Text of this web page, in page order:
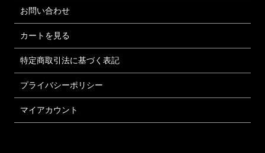
お問い合わせ
カートを見る
特定商取引法に基づく表記
プライバシーポリシー
マイアカウント